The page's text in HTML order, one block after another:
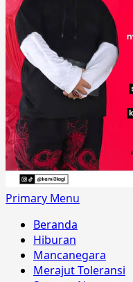
Primary Menu
Beranda
Hiburan
Mancanegara
Merajut Toleransi